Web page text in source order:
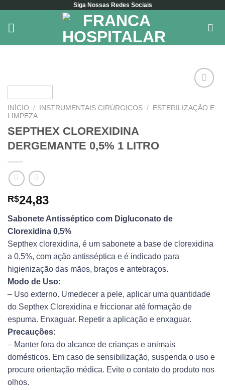
content
Siga Nossas Redes Sociais
Add to
INÍCIO / INSTRUMENTAIS CIRÚRGICOS /
ESTERILIZAÇÃO E
LIMPEZA
SEPTHEX CLOREXIDINA
DERGEMANTE 0,5% 1 LITRO
R$24,83
Sabonete Antisséptico com Digluconato de
Clorexidina 0,5%
Septhex clorexidina, é um sabonete a base de clorexidina
a 0,5%, com ação antisséptica e é indicado para
higienização das mãos, braços e antebraços.
Modo de Uso:
– Uso externo. Umedecer a pele, aplicar uma quantidade
do Septhex Clorexidina e friccionar até formação de
espuma. Enxaguar. Repetir a aplicação e enxaguar.
Precauções:
– Manter fora do alcance de crianças e animais
domésticos. Em caso de sensibilização, suspenda o uso e
procure orientação médica. Evite o contato do produto nos
olhos.